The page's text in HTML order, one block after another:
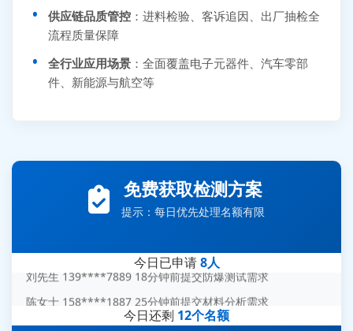
供应链品质管控 ：进料检验、客诉追因、出厂抽检全
流程质量保障
全行业应用场景 ：全面覆盖电子元器件、汽车零部
件、新能源与航空等
免费获取检测方案
提示：每日优先处理名额有限
今日已申请8人
张先生 138****5889 刚刚提交EMC报价需求
李女士 159****5393 3分钟前提交可靠性测试需求
王经理 186****9012 7分钟前提交并网/涉网试验需求
刘先生 139****7889 18分钟前提交防爆测试需求
杨经理 187****6696 30分钟前提交无人机测试需求
今日还剩 12个名额